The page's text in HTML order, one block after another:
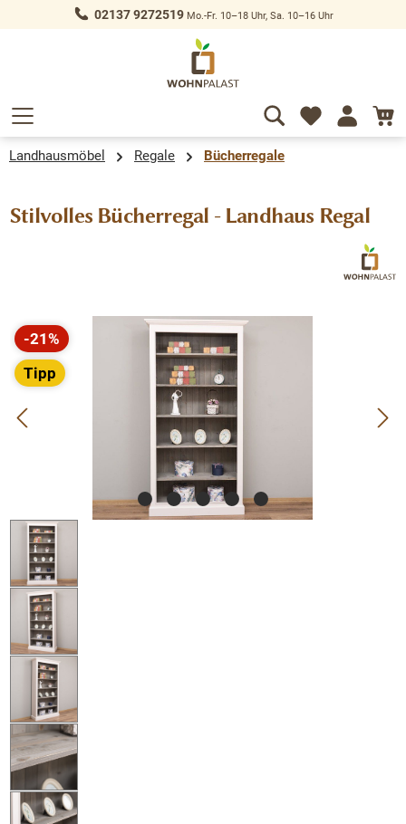
springen 02137 9272519Mo.-Fr. 10–18 Uhr, Sa. 10–16 Uhr
Landhausmöbel Regale Bücherregale
Stilvolles Bücherregal - Landhaus Regal
Bildergalerie überspringen
-21%
Rabatt
Tipp